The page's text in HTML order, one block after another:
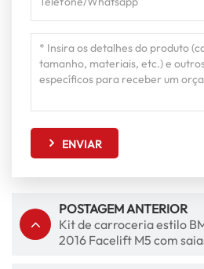
ENVIAR
POSTAGEM ANTERIOR
Kit de carroceria estilo
2016 Facelift M5 com